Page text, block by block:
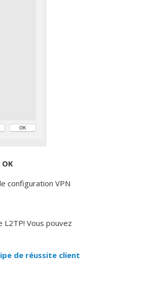
OK
configuration VPN
L2TP! Vous pouvez
de réussite client